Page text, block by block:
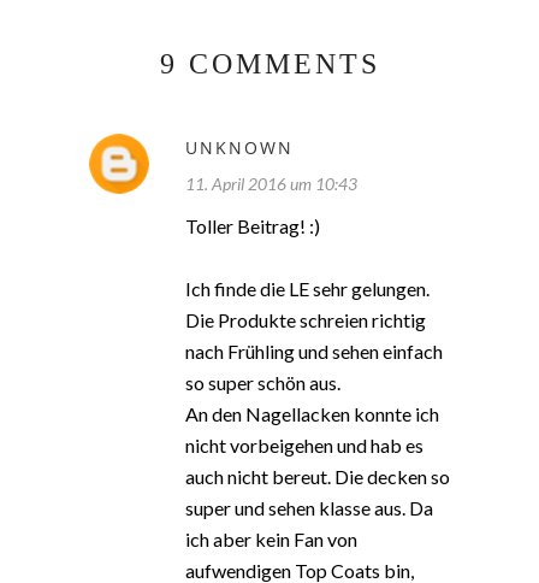
9 COMMENTS
UNKNOWN
11. April 2016 um 10:43
Toller Beitrag! :)
Ich finde die LE sehr gelungen.
Die Produkte schreien richtig
nach Frühling und sehen einfach
so super schön aus.
An den Nagellacken konnte ich
nicht vorbeigehen und hab es
auch nicht bereut. Die decken so
super und sehen klasse aus. Da
ich aber kein Fan von
aufwendigen Top Coats bin,